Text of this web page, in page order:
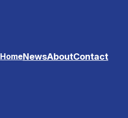
HomeNewsAboutContact